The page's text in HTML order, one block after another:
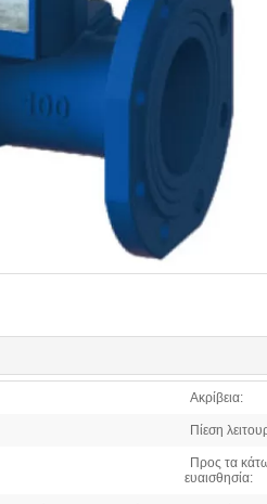
Ακρίβεια:
Πίεση
Προς τα
ευαισθησία: